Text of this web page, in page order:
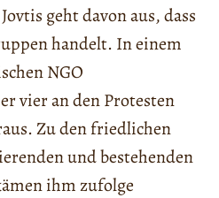
geht davon aus, dass
handelt. In einem
NGO
vier an den Protesten
Zu den friedlichen
und bestehenden
ihm zufolge